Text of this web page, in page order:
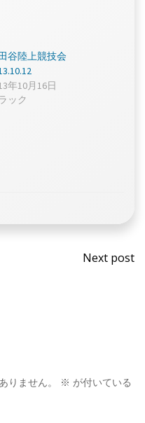
谷陸上競技会
年10月16日
ック
Post
Next post
りません。 ※ が付いている